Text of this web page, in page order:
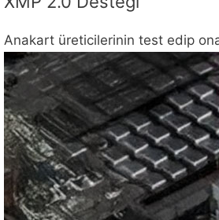
Anakart üreticilerinin test edip